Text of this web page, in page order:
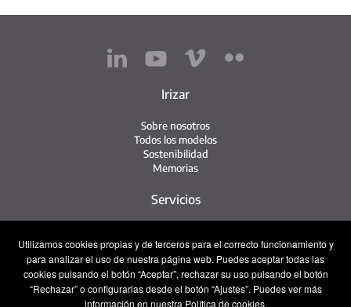
Utilizamos cookies propias y de terceros para el correcto funcionamiento y
para analizar el uso de nuestra página web. Puedes aceptar todas las
cookies pulsando el botón “Aceptar”, rechazar su uso pulsando el botón
“Rechazar” o configurarlas desde el botón “Ajustes”. Puedes ver más
información en nuestra Política de cookies.
Irizar
Sobre nosotros
Todos los modelos
Sostenibilidad
Memorias
Servicios
Servicio Irizar
iService
Usados